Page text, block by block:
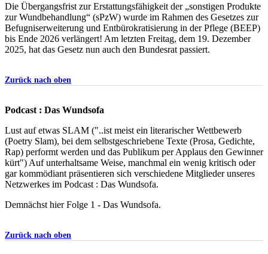
Die Übergangsfrist zur Erstattungsfähigkeit der „sonstigen Produkte
zur Wundbehandlung“ (sPzW) wurde im Rahmen des Gesetzes zur
Befugniserweiterung und Entbürokratisierung in der Pflege (BEEP)
bis Ende 2026 verlängert! Am letzten Freitag, dem 19. Dezember
2025, hat das Gesetz nun auch den Bundesrat passiert.
Zurück nach oben
Podcast : Das Wundsofa
Lust auf etwas SLAM ("..ist meist ein literarischer Wettbewerb
(Poetry Slam), bei dem selbstgeschriebene Texte (Prosa, Gedichte,
Rap) performt werden und das Publikum per Applaus den Gewinner
kürt") Auf unterhaltsame Weise, manchmal ein wenig kritisch oder
gar kommödiant präsentieren sich verschiedene Mitglieder unseres
Netzwerkes im Podcast : Das Wundsofa.
Demnächst hier Folge 1 - Das Wundsofa.
Zurück nach oben